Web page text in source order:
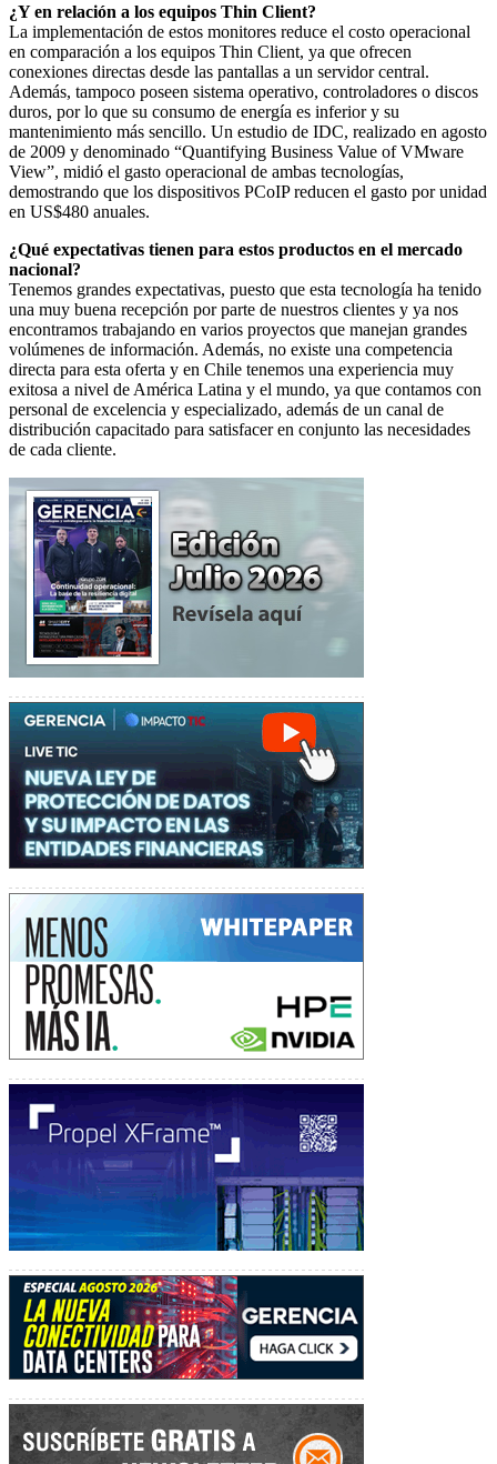
¿Y en relación a los equipos Thin Client?
La implementación de estos monitores reduce el costo operacional
en comparación a los equipos Thin Client, ya que ofrecen
conexiones directas desde las pantallas a un servidor central.
Además, tampoco poseen sistema operativo, controladores o discos
duros, por lo que su consumo de energía es inferior y su
mantenimiento más sencillo. Un estudio de IDC, realizado en agosto
de 2009 y denominado “Quantifying Business Value of VMware
View”, midió el gasto operacional de ambas tecnologías,
demostrando que los dispositivos PCoIP reducen el gasto por unidad
en US$480 anuales.
¿Qué expectativas tienen para estos productos en el mercado
nacional?
Tenemos grandes expectativas, puesto que esta tecnología ha tenido
una muy buena recepción por parte de nuestros clientes y ya nos
encontramos trabajando en varios proyectos que manejan grandes
volúmenes de información. Además, no existe una competencia
directa para esta oferta y en Chile tenemos una experiencia muy
exitosa a nivel de América Latina y el mundo, ya que contamos con
personal de excelencia y especializado, además de un canal de
distribución capacitado para satisfacer en conjunto las necesidades
de cada cliente.